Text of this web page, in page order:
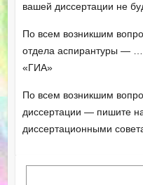
вашей диссертации не
По всем возникшим
отдела аспирантуры —
«ГИА»
По всем возникшим
диссертации — пишите
диссертационными